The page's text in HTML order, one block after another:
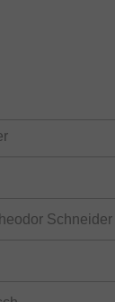
Schneider